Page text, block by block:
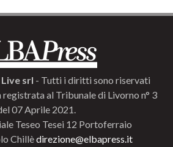
Live srl - Tutti i diritti sono riservati
al Tribunale di Livorno n° 3
07 Aprile 2021.
Teseo Tesei 12 Portoferraio
Chillèdirezione@elbapress.it